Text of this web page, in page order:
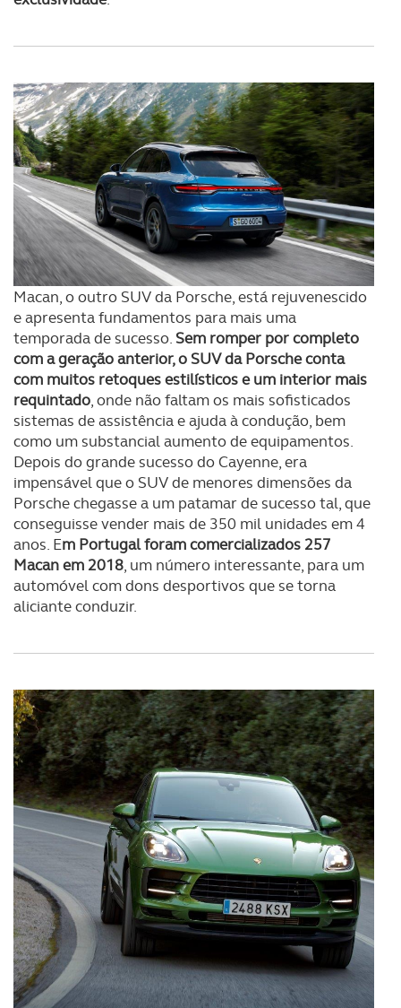
Macan, o outro SUV da Porsche, está rejuvenescido
e apresenta fundamentos para mais uma
temporada de sucesso. Sem romper por completo
com a geração anterior, o SUV da Porsche conta
com muitos retoques estilísticos e um interior mais
requintado, onde não faltam os mais sofisticados
sistemas de assistência e ajuda à condução, bem
como um substancial aumento de equipamentos.
Depois do grande sucesso do Cayenne, era
impensável que o SUV de menores dimensões da
Porsche chegasse a um patamar de sucesso tal, que
conseguisse vender mais de 350 mil unidades em 4
anos. Em Portugal foram comercializados 257
Macan em 2018, um número interessante, para um
automóvel com dons desportivos que se torna
aliciante conduzir.